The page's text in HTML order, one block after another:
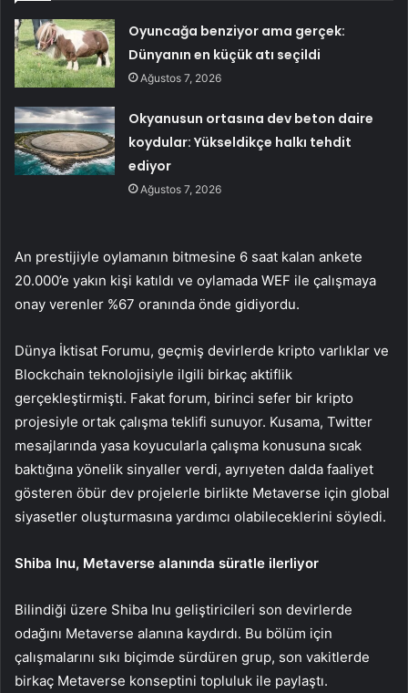
Oyuncağa benziyor ama gerçek:
Dünyanın en küçük atı seçildi
Ağustos 7, 2026
Okyanusun ortasına dev beton daire
koydular: Yükseldikçe halkı tehdit
ediyor
Ağustos 7, 2026
An prestijiyle oylamanın bitmesine 6 saat kalan ankete
20.000’e yakın kişi katıldı ve oylamada WEF ile çalışmaya
onay verenler %67 oranında önde gidiyordu.
Dünya İktisat Forumu, geçmiş devirlerde kripto varlıklar ve
Blockchain teknolojisiyle ilgili birkaç aktiflik
gerçekleştirmişti. Fakat forum, birinci sefer bir kripto
projesiyle ortak çalışma teklifi sunuyor. Kusama, Twitter
mesajlarında yasa koyucularla çalışma konusuna sıcak
baktığına yönelik sinyaller verdi, ayrıyeten dalda faaliyet
gösteren öbür dev projelerle birlikte Metaverse için global
siyasetler oluşturmasına yardımcı olabileceklerini söyledi.
Shiba Inu, Metaverse alanında süratle ilerliyor
Bilindiği üzere Shiba Inu geliştiricileri son devirlerde
odağını Metaverse alanına kaydırdı. Bu bölüm için
çalışmalarını sıkı biçimde sürdüren grup, son vakitlerde
birkaç Metaverse konseptini topluluk ile paylaştı.